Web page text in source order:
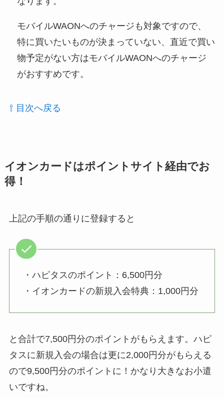
モバイルWAONへのチャージも対象ですので、
特に買いたいものが決まっていない、直近で買い
物予定がない方はモバイルWAONへのチャージ
がおすすめです。
⇧ 目次へ戻る
イオンカードはポイントサイト経由でお
得！
上記の手順の通りに登録すると
・ハピタスのポイント：6,500円分
・イオンカードの新規入会特典：1,000円分
と合計で7,500円分のポイントがもらえます。ハピ
タスに新規入会の場合は更に2,000円分がもらえる
ので9,500円分のポイントに！かなり大きなお小遣
いですね。